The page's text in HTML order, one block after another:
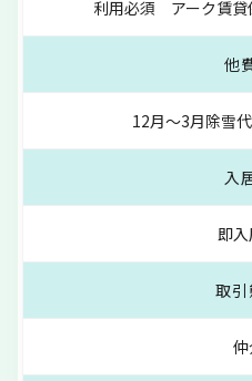
利用必須 アーク賃
他
12月～3月除雪
入
即
取